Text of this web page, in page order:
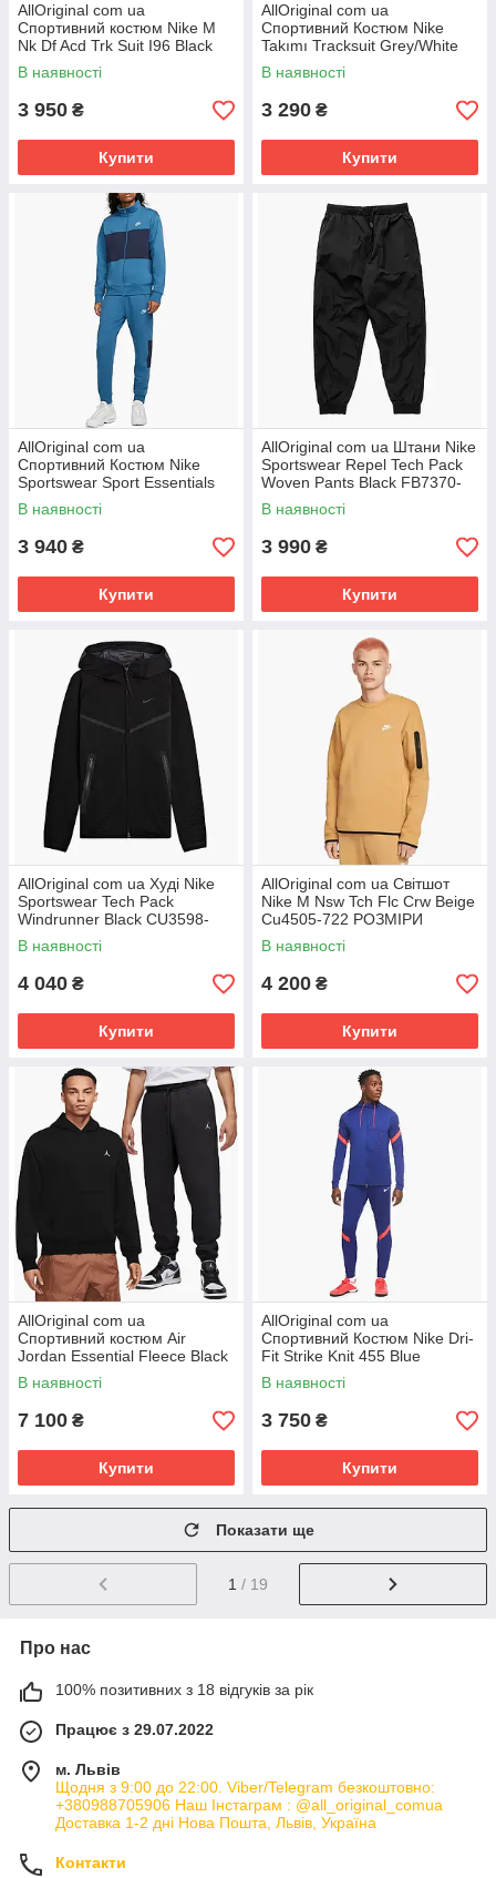
AllOriginal com ua
Спортивний костюм Nike M
Nk Df Acd Trk Suit I96 Black
CV1465-014 РОЗМІРИ
ЗАПИТУЙТЕ
В наявності
3 950 ₴
Купити
AllOriginal com ua
Спортивний Костюм Nike
Takımı Tracksuit Grey/White
Dn4366-010 РОЗМІРИ
ЗАПИТУЙТЕ
В наявності
3 290 ₴
Купити
AllOriginal com ua
Спортивний Костюм Nike
Sportswear Sport Essentials
Blue Dm6836-407 РОЗМІРИ
ЗАПИТУЙТЕ
В наявності
3 940 ₴
Купити
AllOriginal com ua Штани Nike
Sportswear Repel Tech Pack
Woven Pants Black FB7370-
010 РОЗМІРИ ЗАПИТУЙТЕ
В наявності
3 990 ₴
Купити
AllOriginal com ua Худі Nike
Sportswear Tech Pack
Windrunner Black CU3598-
010 РОЗМІРИ ЗАПИТУЙТЕ
В наявності
4 040 ₴
Купити
AllOriginal com ua Світшот
Nike M Nsw Tch Flc Crw Beige
Cu4505-722 РОЗМІРИ
ЗАПИТУЙТЕ
В наявності
4 200 ₴
Купити
AllOriginal com ua
Спортивний костюм Air
Jordan Essential Fleece Black
DQ7466-010__DQ7340-010
РОЗМІРИ
В наявності
7 100 ₴
Купити
AllOriginal com ua
Спортивний Костюм Nike Dri-
Fit Strike Knit 455 Blue
Ct3122-455 РОЗМІРИ
ЗАПИТУЙТЕ
В наявності
3 750 ₴
Купити
Показати ще
1 / 19
Про нас
100% позитивних з 18 відгуків за рік
Працює з 29.07.2022
м. Львів
Щодня з 9:00 до 22:00. Viber/Telegram безкоштовно:
+380988705906 Наш Інстаграм : @all_original_comua
Доставка 1-2 дні Нова Пошта, Львів, Україна
Контакти